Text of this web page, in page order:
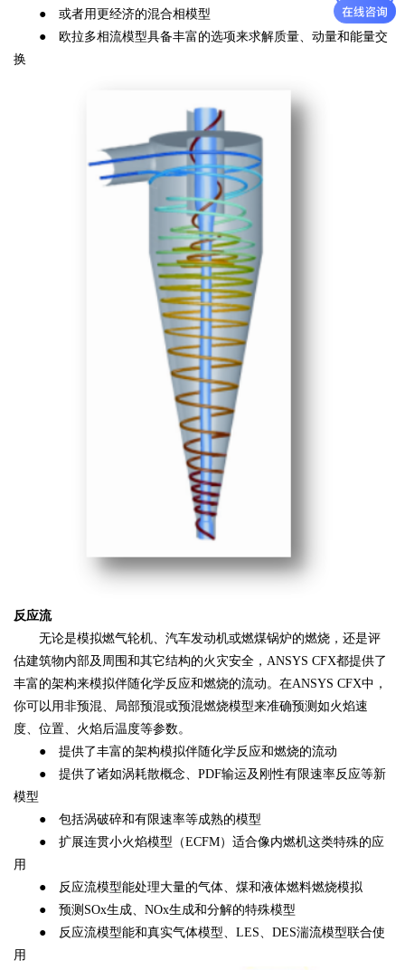
● 或者用更经济的混合相模型
● 欧拉多相流模型具备丰富的选项来求解质量、动量和能量交
换
反应流
无论是模拟燃气轮机、汽车发动机或燃煤锅炉的燃烧，还是评
估建筑物内部及周围和其它结构的火灾安全，ANSYS CFX都提供了
丰富的架构来模拟伴随化学反应和燃烧的流动。在ANSYS CFX中，
你可以用非预混、局部预混或预混燃烧模型来准确预测如火焰速
度、位置、火焰后温度等参数。
● 提供了丰富的架构模拟伴随化学反应和燃烧的流动
● 提供了诸如涡耗散概念、PDF输运及刚性有限速率反应等新
模型
● 包括涡破碎和有限速率等成熟的模型
● 扩展连贯小火焰模型（ECFM）适合像内燃机这类特殊的应
用
● 反应流模型能处理大量的气体、煤和液体燃料燃烧模拟
● 预测SOx生成、NOx生成和分解的特殊模型
● 反应流模型能和真实气体模型、LES、DES湍流模型联合使
用